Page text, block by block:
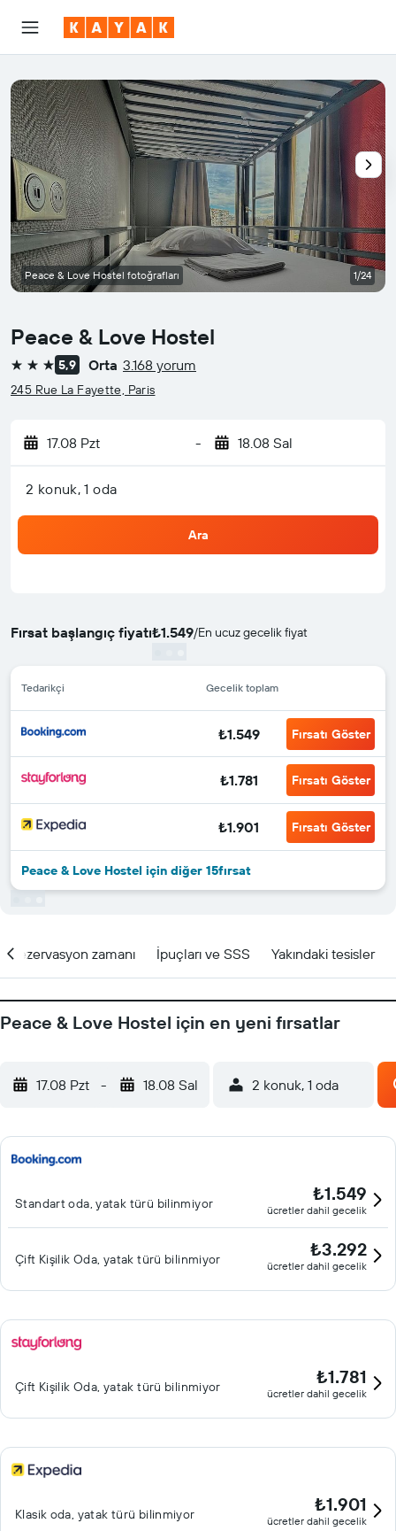
Peace & Love Hostel
3 yıldız 5,9 Orta 3.168 yorum
245 Rue La Fayette, Paris
17.08 Pzt - 18.08 Sal
2 konuk, 1 oda
Ara
Fırsat başlangıç fiyatı₺1.549/En ucuz gecelik fiyat
Tedarikçi Gecelik toplam
₺1.549 Fırsatı Göster
₺1.781 Fırsatı Göster
₺1.901 Fırsatı Göster
Peace & Love Hostel için diğer 15fırsat
Peace & Love Hostel fotoğrafları 1/24
Rezervasyon zamanı İpuçları ve SSS Yakındaki tesisler
Peace & Love Hostel için en yeni fırsatlar
17.08 Pzt - 18.08 Sal 2 konuk, 1 oda
Standart oda, yatak türü bilinmiyor ₺1.549
ücretler dahil gecelik
Çift ​Kişilik Oda, yatak türü bilinmiyor ₺3.292
ücretler dahil gecelik
Çift ​Kişilik Oda, yatak türü bilinmiyor ₺1.781
ücretler dahil gecelik
Klasik oda, yatak türü bilinmiyor ₺1.901
ücretler dahil gecelik